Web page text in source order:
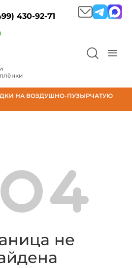
430-92-71
НА ВОЗДУШНО-ПУЗЫРЧАТУЮ
не